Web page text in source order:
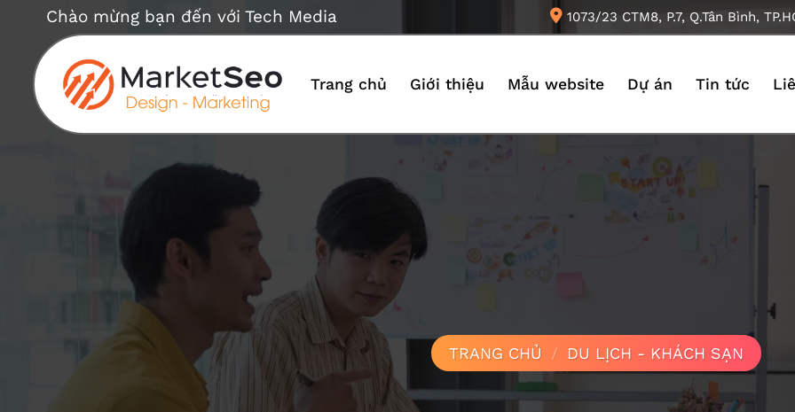
dung
Chào mừng bạn đến với Tech Media 1073/23 CTM8, P.7, Q.Tân Bình,
Trang chủ Giới thiệu Mẫu website Dự án Tin tức
TRANG CHỦ / DU LỊCH - KHÁCH SẠN